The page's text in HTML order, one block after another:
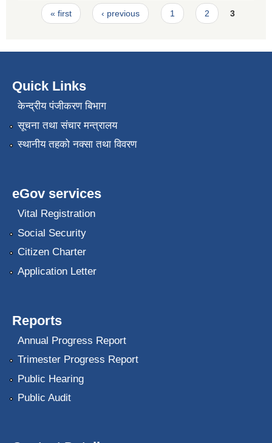
Pages
« first ‹ previous 1 2 3
Quick Links
केन्द्रीय पंजीकरण बिभाग
सूचना तथा संचार मन्त्रालय
स्थानीय तहको नक्सा तथा विवरण
eGov services
Vital Registration
Social Security
Citizen Charter
Application Letter
Reports
Annual Progress Report
Trimester Progress Report
Public Hearing
Public Audit